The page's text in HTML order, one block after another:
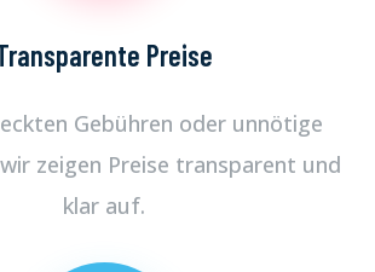
Preise
Gebühren oder unnötige
zeigen Preise transparent und
klar auf.